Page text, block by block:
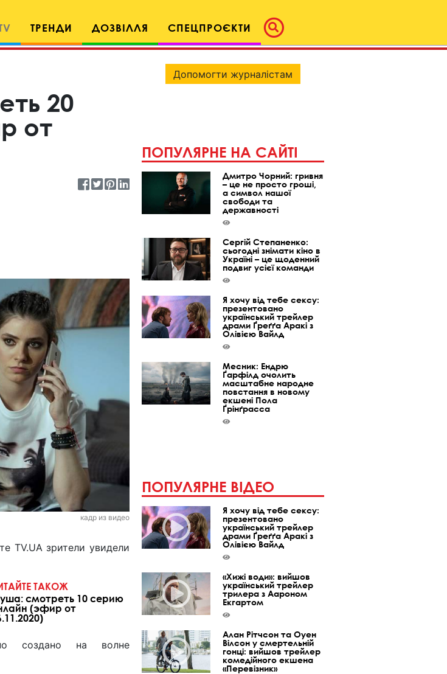
ТРЕНДИ ДОЗВІЛЛЯ СПЕЦПРОЄКТИ
20
от
кадр из видео
TV.UA зрители увидели
ТАКОЖ
смотреть 10 серию
(эфир от
создано на волне
Допомогти журналістам
ПОПУЛЯРНЕ НА САЙТІ
Дмитро Чорний: гривня
– це не просто гроші,
а символ нашої
свободи та
державності
Сергій Степаненко:
сьогодні знімати кіно в
Україні – це щоденний
подвиг усієї команди
Я хочу від тебе сексу:
презентовано
український трейлер
драми Ґреґґа Аракі з
Олівією Вайлд
Месник: Ендрю
Ґарфілд очолить
масштабне народне
повстання в новому
екшені Пола
Ґрінґрасса
ПОПУЛЯРНЕ ВІДЕО
Я хочу від тебе сексу:
презентовано
український трейлер
драми Ґреґґа Аракі з
Олівією Вайлд
«Хижі води»: вийшов
український трейлер
трилера з Аароном
Екгартом
Алан Рітчсон та Оуен
Вілсон у смертельній
гонці: вийшов трейлер
комедійного екшена
«Перевізник»